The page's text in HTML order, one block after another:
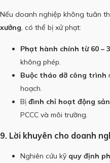
Nếu doanh nghiệp không tuân
xưởng, có thể bị xử phạt:
Phạt hành chính từ 60 –
không phép.
Buộc tháo dỡ công trình
hoạch.
Bị đình chỉ hoạt động
PCCC và môi trường.
9. Lời khuyên cho doanh
Nghiên cứu kỹ quy định